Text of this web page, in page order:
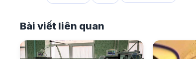
Bài viết liên quan